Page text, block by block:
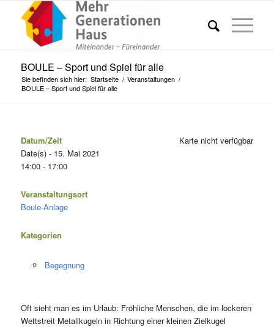
BOULE – Sport und Spiel für alle
Sie befinden sich hier: Startseite / Veranstaltungen /
BOULE – Sport und Spiel für alle
Karte nicht verfügbar
Datum/Zeit
Date(s) - 15. Mai 2021
14:00 - 17:00
Veranstaltungsort
Boule-Anlage
Kategorien
Begegnung
Oft sieht man es im Urlaub: Fröhliche Menschen, die im lockeren
Wettstreit Metallkugeln in Richtung einer kleinen Zielkugel